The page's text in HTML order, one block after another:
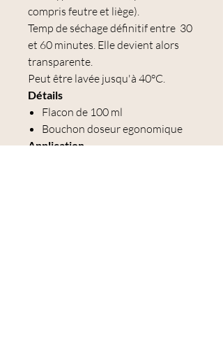
compris feutre et liège).
Temp de séchage définitif entre 30
et 60 minutes. Elle devient alors
transparente.
Peut être lavée jusqu'à 40°C.
Détails
Flacon de 100 ml
Bouchon doseur egonomique
Application